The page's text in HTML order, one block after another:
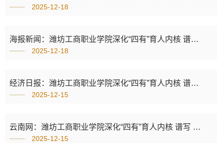
2025-12-18
海报新闻：潍坊工商职业学院深化“四有”育人内核 谱写高质量发展新篇章
2025-12-18
经济日报：潍坊工商职业学院深化“四有”育人内核 谱写 高质量发展新篇章
2025-12-15
云南网：潍坊工商职业学院深化“四有”育人内核 谱写 高质量发展新篇章
2025-12-15